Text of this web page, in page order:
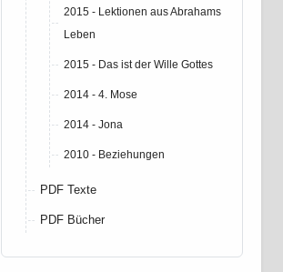
2015 - Lektionen aus Abrahams
Leben
2015 - Das ist der Wille Gottes
2014 - 4. Mose
2014 - Jona
2010 - Beziehungen
PDF Texte
PDF Bücher